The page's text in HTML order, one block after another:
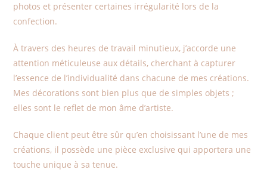
photos et présenter certaines irrégularité lors de la
confection.
À travers des heures de travail minutieux, j’accorde une
attention méticuleuse aux détails, cherchant à capturer
l’essence de l’individualité dans chacune de mes créations.
Mes décorations sont bien plus que de simples objets ;
elles sont le reflet de mon âme d’artiste.
Chaque client peut être sûr qu’en choisissant l’une de mes
créations, il possède une pièce exclusive qui apportera une
touche unique à sa tenue.